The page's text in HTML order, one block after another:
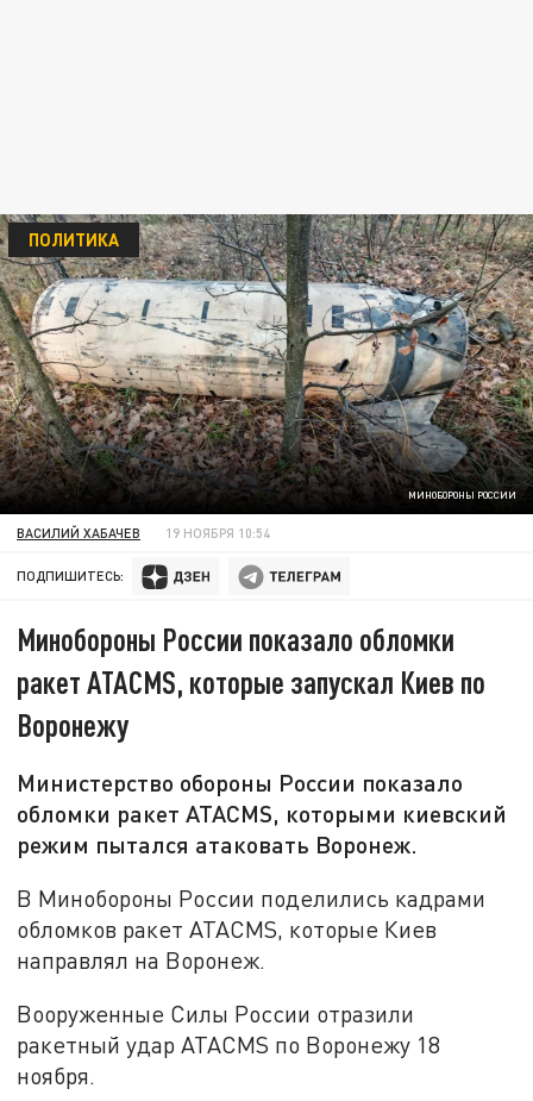
МИНОБОРОНЫ РОССИИ
ПОЛИТИКА
ВАСИЛИЙ ХАБАЧЕВ 19 НОЯБРЯ 10:54
ПОДПИШИТЕСЬ:
Минобороны России показало обломки
ракет ATACMS, которые запускал Киев по
Воронежу
Министерство обороны России показало
обломки ракет ATACMS, которыми киевский
режим пытался атаковать Воронеж.
В Минобороны России поделились кадрами
обломков ракет ATACMS, которые Киев
направлял на Воронеж.
Вооруженные Силы России отразили
ракетный удар ATACMS по Воронежу 18
ноября.